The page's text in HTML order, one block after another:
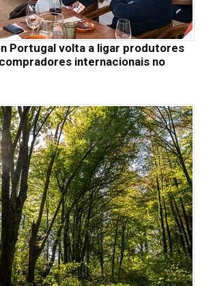
Portugal volta a ligar produtores
internacionais no